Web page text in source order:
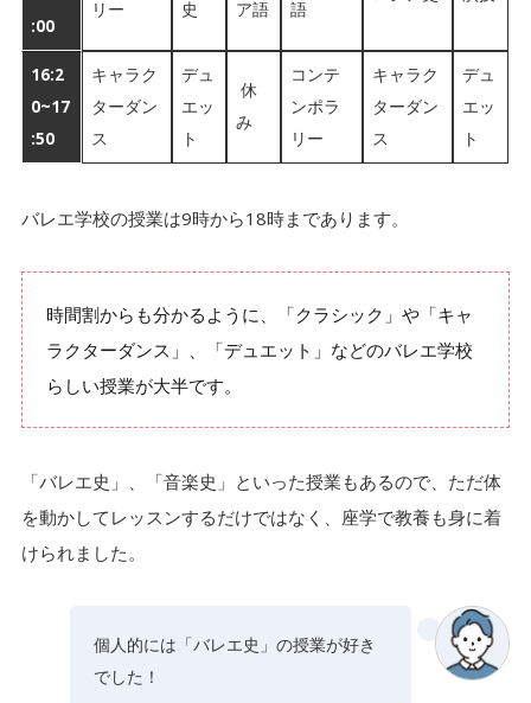
:00
リー 史 ア語 語
16:2
0~17
:50
キャラク
ターダン
ス
デュ
エッ
ト
休
み
コンテ
ンポラ
リー
キャラク
ターダン
ス
デュ
エッ
ト
バレエ学校の授業は9時から18時まであります。
時間割からも分かるように、「クラシック」や「キャ
ラクターダンス」、「デュエット」などのバレエ学校
らしい授業が大半です。
「バレエ史」、「音楽史」といった授業もあるので、ただ体
を動かしてレッスンするだけではなく、座学で教養も身に着
けられました。
個人的には「バレエ史」の授業が好き
でした！